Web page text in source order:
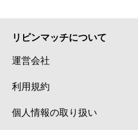
リビンマッチについて
運営会社
利用規約
個人情報の取り扱い